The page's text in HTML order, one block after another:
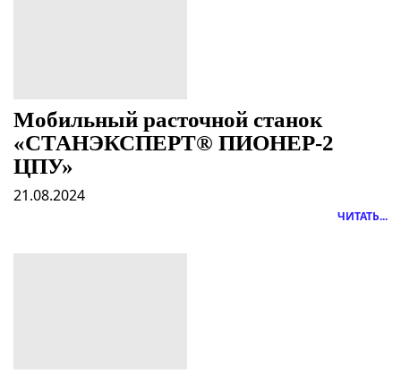
Мобильный расточной станок
«СТАНЭКСПЕРТ® ПИОНЕР-2
ЦПУ»
21.08.2024
ЧИТАТЬ...